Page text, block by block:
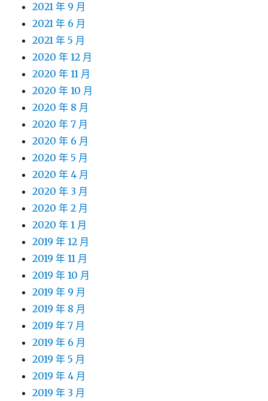
2021 年 9 月
2021 年 6 月
2021 年 5 月
2020 年 12 月
2020 年 11 月
2020 年 10 月
2020 年 8 月
2020 年 7 月
2020 年 6 月
2020 年 5 月
2020 年 4 月
2020 年 3 月
2020 年 2 月
2020 年 1 月
2019 年 12 月
2019 年 11 月
2019 年 10 月
2019 年 9 月
2019 年 8 月
2019 年 7 月
2019 年 6 月
2019 年 5 月
2019 年 4 月
2019 年 3 月